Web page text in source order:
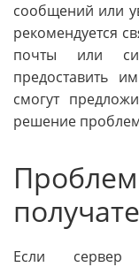
сообщений или
рекомендуется
почты или
предоставить
смогут
решение
Если сервер